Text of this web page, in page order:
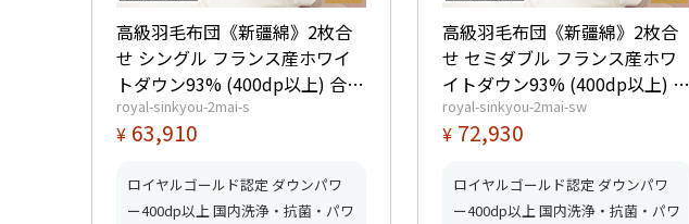
高級羽毛布団《新疆綿》2枚合
せ シングル フランス産ホワイ
トダウン93% (400dp以上) 合掛
0.9kg、薄掛0.4kg 【5つ星ロイ
ヤルゴールド取得】【グッドふ
royal-sinkyou-2mai-s
¥ 63,910
ロイヤルゴールド認定 ダウンパワ
ー400dp以上 国内洗浄・抗菌・パワ
高級羽毛布団《新疆綿》2枚合
せ セミダブル フランス産ホワ
イトダウン93% (400dp以上) 合
掛1.0kg、薄掛0.45kg 【5つ星ロ
イヤルゴールド取得】【グッド
royal-sinkyou-2mai-sw
¥ 72,930
ロイヤルゴールド認定 ダウンパワ
ー400dp以上 国内洗浄・抗菌・パワ